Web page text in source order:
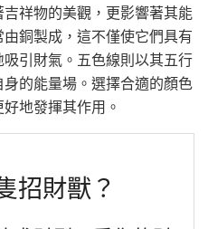
祥物的美觀，更影響著其能
由銅製成，這不僅使它們具有
引財氣。五色線則以其五行
的能量場。選擇合適的顏色
地發揮其作用。
招財獸？